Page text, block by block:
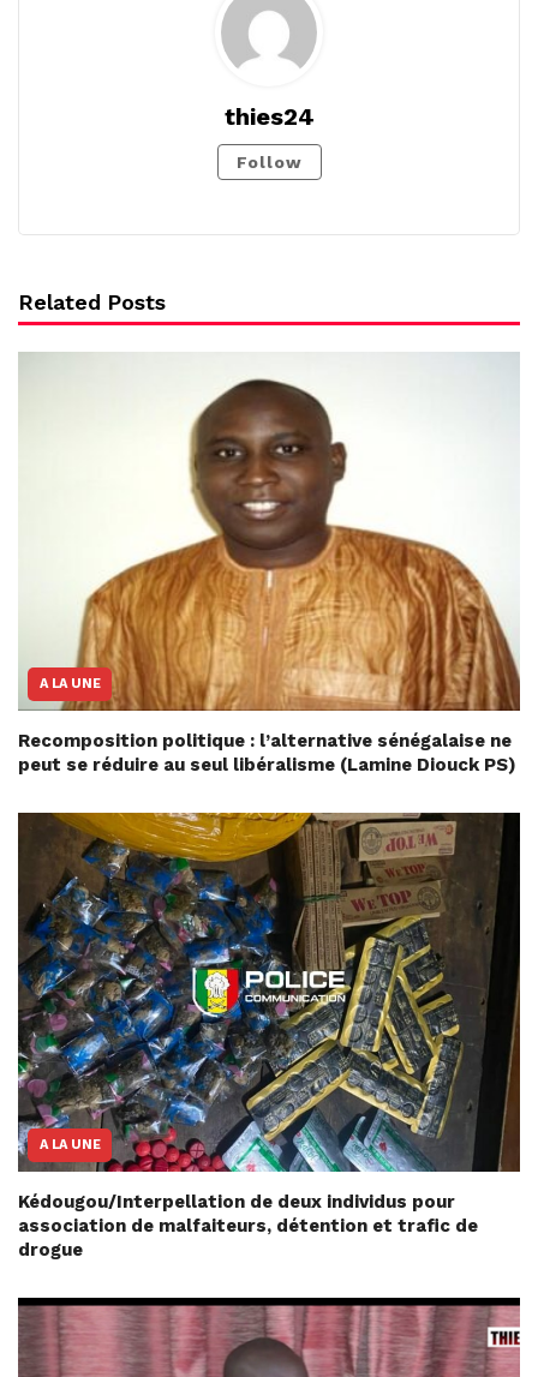
thies24
Follow
Related Posts
A LA UNE
Recomposition politique : l’alternative sénégalaise ne
peut se réduire au seul libéralisme (Lamine Diouck PS)
A LA UNE
Kédougou/Interpellation de deux individus pour
association de malfaiteurs, détention et trafic de
drogue